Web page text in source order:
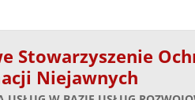
Stowarzyszenie
Niejawnych